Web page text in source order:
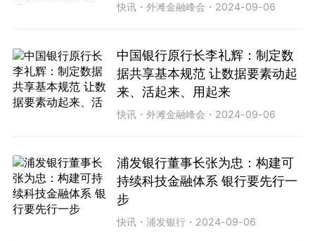
快讯 ・外滩金融峰会 ・ 2024-09-06
中国银行原行长李礼辉：制定数
据共享基本规范 让数据要素动起
来、活起来、用起来
快讯 ・外滩金融峰会 ・ 2024-09-06
浦发银行董事长张为忠：构建可
持续科技金融体系 银行要先行一
步
快讯 ・浦发银行 ・ 2024-09-06